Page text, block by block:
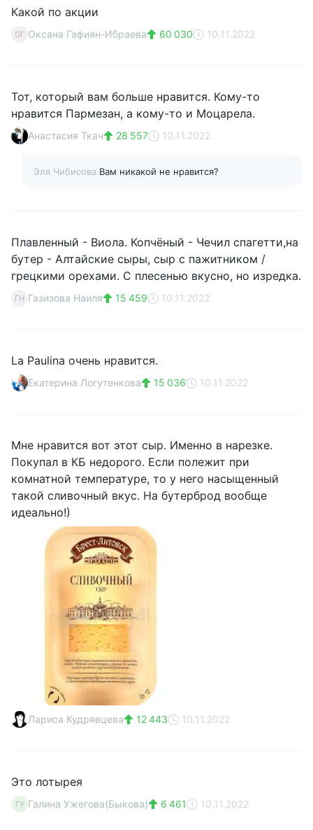
Какой по акции
ОГ Оксана Гафиян-Ибраева 60 030 10.11.2022
Тот, который вам больше нравится. Кому-то
нравится Пармезан, а кому-то и Моцарела.
Анастасия Ткач 28 557 10.11.2022
Эля Чибисова Вам никакой не нравится?
Плавленный - Виола. Копчёный - Чечил спагетти,на
бутер - Алтайские сыры, сыр с пажитником /
грецкими орехами. С плесенью вкусно, но изредка.
ГН Газизова Наиля 15 459 10.11.2022
La Paulina очень нравится.
Eкатерина Логутенкова 15 036 10.11.2022
Мне нравится вот этот сыр. Именно в нарезке.
Покупал в КБ недорого. Если полежит при
комнатной температуре, то у него насыщенный
такой сливочный вкус. На бутерброд вообще
идеально!)
Лариса Кудрявцева 12 443 10.11.2022
Это лотырея
ГУ Галина Ужегова(Быкова) 6 461 10.11.2022